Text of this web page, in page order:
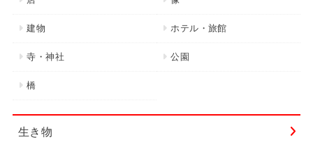
建物 ホテル・旅館
寺・神社 公園
橋
生き物